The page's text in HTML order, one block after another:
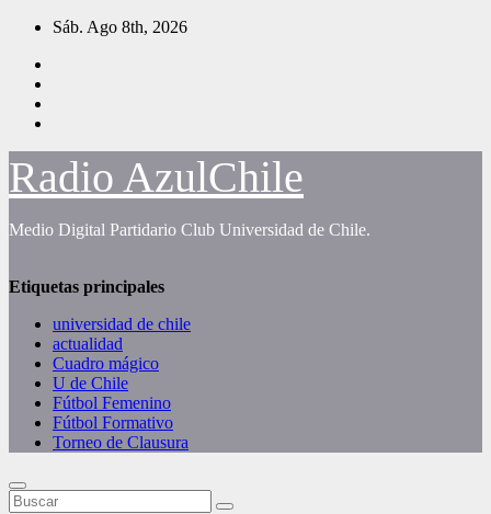
Saltar
contenido
Sáb. Ago 8th, 2026
Radio AzulChile
Medio Digital Partidario Club Universidad de Chile.
Etiquetas principales
universidad de chile
actualidad
Cuadro mágico
U de Chile
Fútbol Femenino
Fútbol Formativo
Torneo de Clausura